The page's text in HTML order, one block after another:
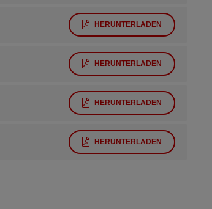
HERUNTERLADEN
HERUNTERLADEN
HERUNTERLADEN
HERUNTERLADEN